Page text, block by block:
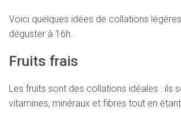
Voici quelques idées de collations
déguster à 16h.
Fruits frais
Les fruits sont des collations idéales : ils
vitamines, minéraux et fibres tout en